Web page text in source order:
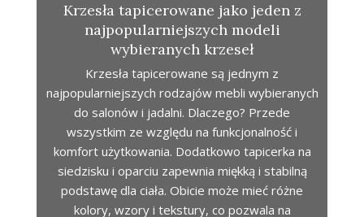
Krzesła tapicerowane jako jeden z
najpopularniejszych modeli
wybieranych krzeseł
Krzesła tapicerowane są jednym z
najpopularniejszych rodzajów mebli wybieranych
do salonów i jadalni. Dlaczego? Przede
wszystkim ze względu na funkcjonalność i
komfort użytkowania. Dodatkowo tapicerka na
siedzisku i oparciu zapewnia miękką i stabilną
podstawę dla ciała. Obicie może mieć różne
kolory, wzory i tekstury, co pozwala na